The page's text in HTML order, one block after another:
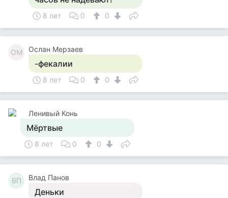
8 лет 0 0
ОМ Ослан Мерзаев
-фекалии
8 лет 0 0
Ленивый Конь
Мёртвые
8 лет 0 0
ВП Влад Панов
Деньки